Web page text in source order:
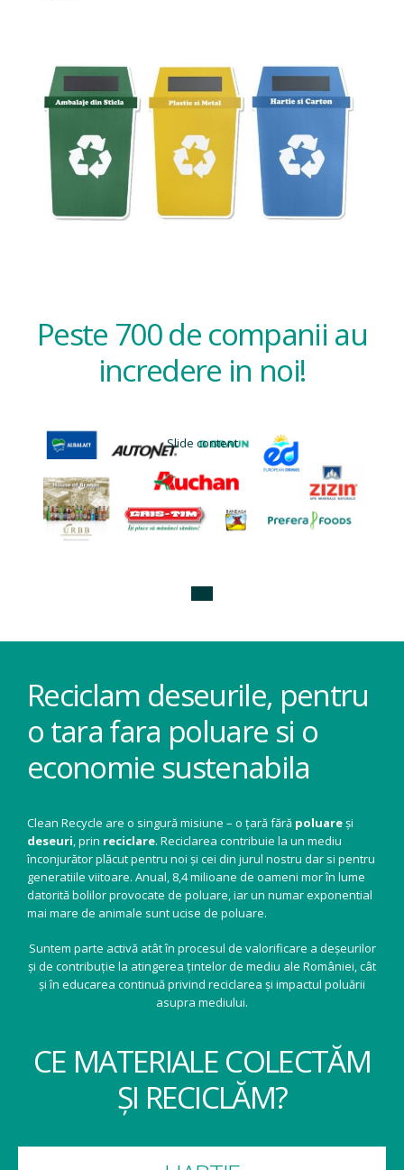
Peste 700 de companii au
incredere in noi!
Slide content
Reciclam deseurile, pentru
o tara fara poluare si o
economie sustenabila
Clean Recycle are o singură misiune – o țară fără poluareși
deseuri, prin reciclare. Reciclarea contribuie la un mediu
înconjurător plăcut pentru noi și cei din jurul nostru dar si pentru
generatiile viitoare. Anual, 8,4 milioane de oameni mor în lume
datorită bolilor provocate de poluare, iar un numar exponential
mai mare de animale sunt ucise de poluare.
Suntem parte activă atât în procesul de valorificare a deșeurilor
și de contribuție la atingerea țintelor de mediu ale României, cât
și în educarea continuă privind reciclarea și impactul poluării
asupra mediului.
CE MATERIALE COLECTĂM
ȘI RECICLĂM?